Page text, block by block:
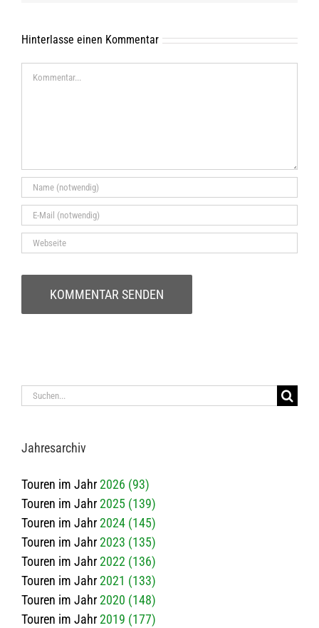
Hinterlasse einen Kommentar
Kommentar
Suche
Jah­res­ar­chiv
Touren im Jahr2026 (93)
Touren im Jahr2025 (139)
Touren im Jahr2024 (145)
Touren im Jahr2023 (135)
Touren im Jahr2022 (136)
Touren im Jahr2021 (133)
Touren im Jahr2020 (148)
Touren im Jahr2019 (177)